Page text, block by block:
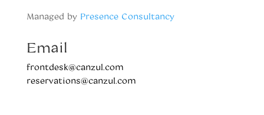
Managed by Presence Consultancy
Email
frontdesk@canzul.com
reservations@canzul.com